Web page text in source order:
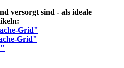
versorgt sind - als ideale
Grid"
Grid"